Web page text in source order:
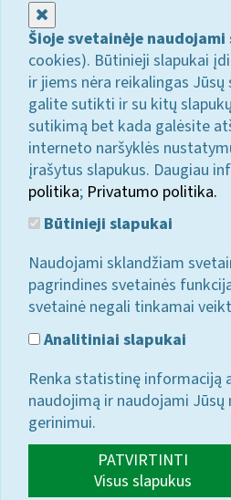
Šioje svetainėje
cookies). Būtinieji slapukai
ir jiems nėra reikalingas
galite sutikti ir su kitų
sutikimą bet kada galėsite
interneto naršyklės
įrašytus slapukus. Daugiau
politika; Privatumo politika.
Būtinieji slapukai
Naudojami sklandžiam
pagrindines svetainės
svetainė negali tinkamai
Analitiniai slapukai
Renka statistinę informaciją
naudojimą ir naudojami
gerinimui.
PATVIRTINTI
Visus slapukus